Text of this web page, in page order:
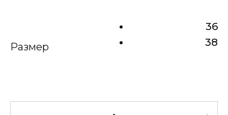
Размер
36
38